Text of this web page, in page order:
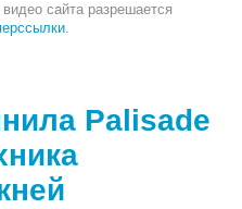
сайта разрешается
.
Palisade